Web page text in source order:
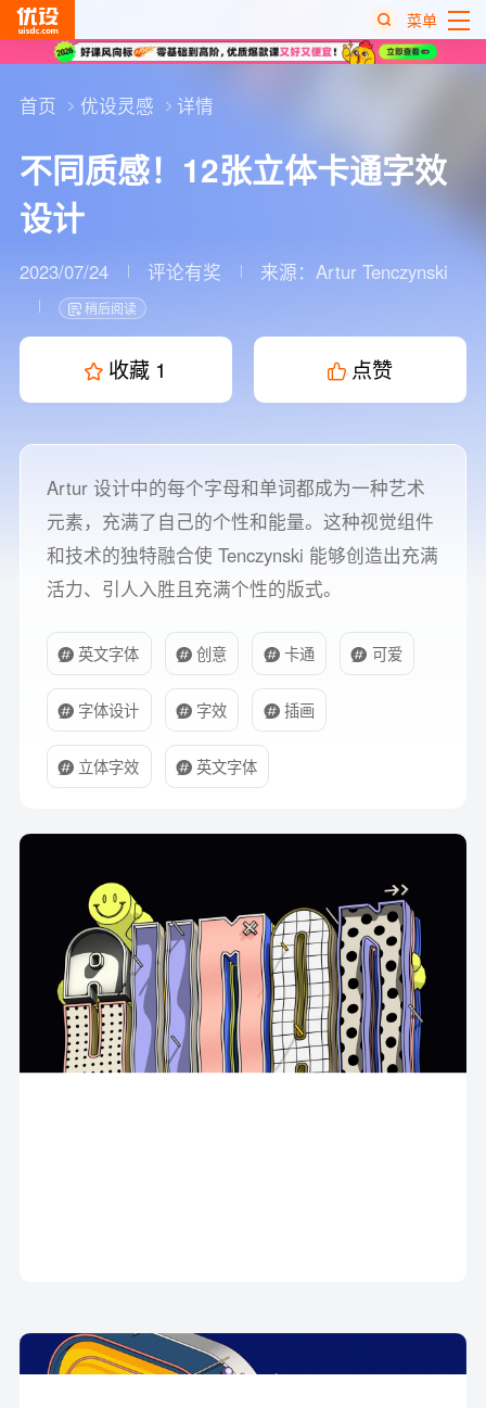
菜单
首页 优设灵感 详情
不同质感！12张立体卡通字效
设计
2023/07/24 评论有奖 来源： Artur Tenczynski
稍后阅读
收藏 1 点赞
Artur 设计中的每个字母和单词都成为一种艺术
元素，充满了自己的个性和能量。这种视觉组件
和技术的独特融合使 Tenczynski 能够创造出充满
活力、引人入胜且充满个性的版式。
英文字体 创意 卡通 可爱
字体设计 字效 插画
立体字效 英文字体